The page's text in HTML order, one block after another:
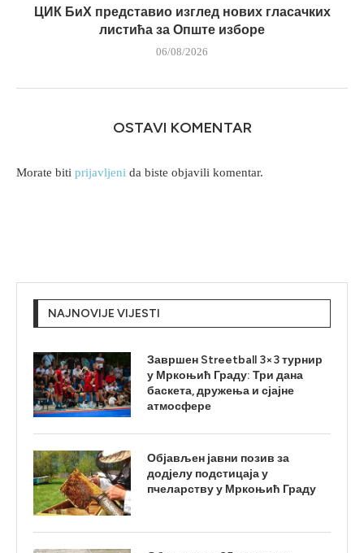
ЦИК БиХ представио изглед нових гласачких
листића за Опште изборе
06/08/2026
OSTAVI KOMENTAR
Morate biti prijavljeni da biste objavili komentar.
NAJNOVIJE VIJESTI
Завршен Streetball 3×3 турнир
у Мркоњић Граду: Три дана
баскета, дружења и сјајне
атмосфере
Објављен јавни позив за
додјелу подстицаја у
пчеларству у Мркоњић Граду